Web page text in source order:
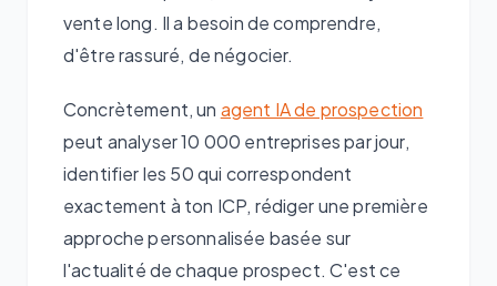
vente long. Il a besoin de comprendre,
d'être rassuré, de négocier.
Concrètement, un agent IA de prospection
peut analyser 10 000 entreprises par jour,
identifier les 50 qui correspondent
exactement à ton ICP, rédiger une première
approche personnalisée basée sur
l'actualité de chaque prospect. C'est ce